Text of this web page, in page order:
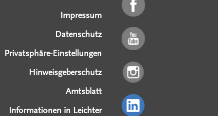
Impressum
Datenschutz
Privatsphäre-Einstellungen
Hinweisgeberschutz
Amtsblatt
Informationen in Leichter